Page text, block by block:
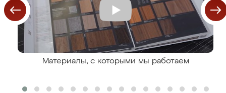
Материалы, с которыми мы работаем